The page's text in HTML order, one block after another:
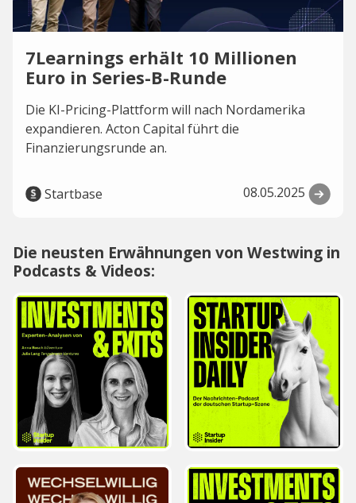
7Learnings erhält 10 Millionen
Euro in Series-B-Runde
Die KI-Pricing-Plattform will nach Nordamerika
expandieren. Acton Capital führt die
Finanzierungsrunde an.
Startbase 08.05.2025
Die neusten Erwähnungen von Westwing in
Podcasts & Videos: